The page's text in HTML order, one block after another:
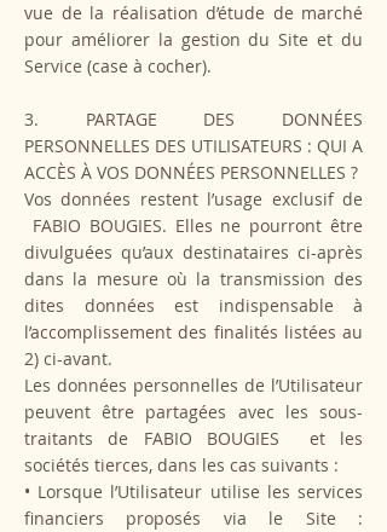
vue de la réalisation d’étude de marché
pour améliorer la gestion du Site et du
Service (case à cocher).
3. PARTAGE DES DONNÉES
PERSONNELLES DES UTILISATEURS : QUI A
ACCÈS À VOS DONNÉES PERSONNELLES ?
Vos données restent l’usage exclusif de
FABIO BOUGIES. Elles ne pourront être
divulguées qu’aux destinataires ci-après
dans la mesure où la transmission des
dites données est indispensable à
l’accomplissement des finalités listées au
2) ci-avant.
Les données personnelles de l’Utilisateur
peuvent être partagées avec les sous-
traitants de FABIO BOUGIES et les
sociétés tierces, dans les cas suivants :
• Lorsque l’Utilisateur utilise les services
financiers proposés via le Site :